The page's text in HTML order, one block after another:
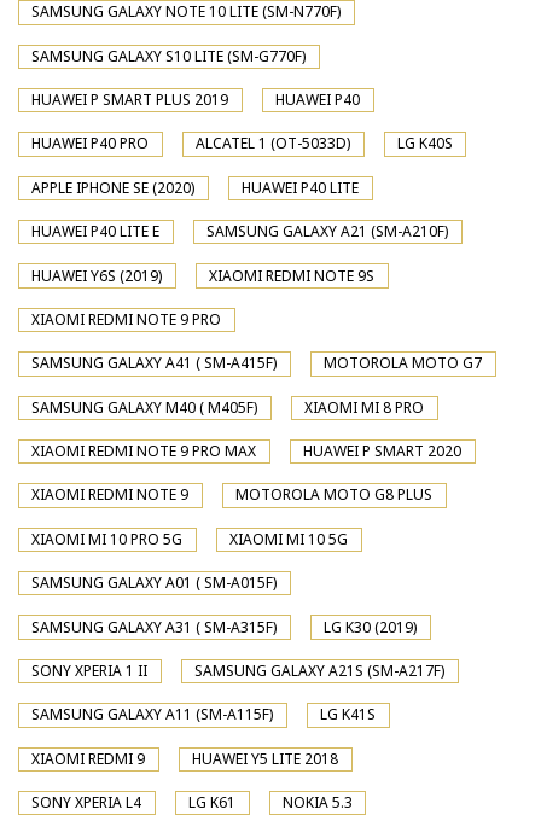
SAMSUNG GALAXY NOTE 10 LITE (SM-N770F)
SAMSUNG GALAXY S10 LITE (SM-G770F)
HUAWEI P SMART PLUS 2019 HUAWEI P40
HUAWEI P40 PRO ALCATEL 1 (OT-5033D) LG K40S
APPLE IPHONE SE (2020) HUAWEI P40 LITE
HUAWEI P40 LITE E SAMSUNG GALAXY A21 (SM-A210F)
HUAWEI Y6S (2019) XIAOMI REDMI NOTE 9S
XIAOMI REDMI NOTE 9 PRO
SAMSUNG GALAXY A41 ( SM-A415F) MOTOROLA MOTO G7
SAMSUNG GALAXY M40 ( M405F) XIAOMI MI 8 PRO
XIAOMI REDMI NOTE 9 PRO MAX HUAWEI P SMART 2020
XIAOMI REDMI NOTE 9 MOTOROLA MOTO G8 PLUS
XIAOMI MI 10 PRO 5G XIAOMI MI 10 5G
SAMSUNG GALAXY A01 ( SM-A015F)
SAMSUNG GALAXY A31 ( SM-A315F) LG K30 (2019)
SONY XPERIA 1 II SAMSUNG GALAXY A21S (SM-A217F)
SAMSUNG GALAXY A11 (SM-A115F) LG K41S
XIAOMI REDMI 9 HUAWEI Y5 LITE 2018
SONY XPERIA L4 LG K61 NOKIA 5.3